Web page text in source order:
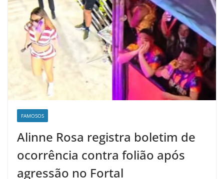
FAMOSOS
Alinne Rosa registra boletim de
ocorrência contra folião após
agressão no Fortal